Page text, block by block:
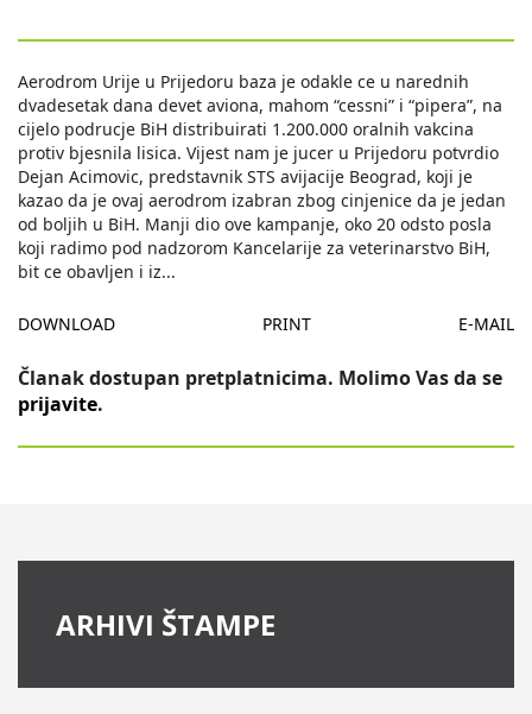
Aerodrom Urije u Prijedoru baza je odakle ce u narednih
dvadesetak dana devet aviona, mahom “cessni” i “pipera”, na
cijelo podrucje BiH distribuirati 1.200.000 oralnih vakcina
protiv bjesnila lisica. Vijest nam je jucer u Prijedoru potvrdio
Dejan Acimovic, predstavnik STS avijacije Beograd, koji je
kazao da je ovaj aerodrom izabran zbog cinjenice da je jedan
od boljih u BiH. Manji dio ove kampanje, oko 20 odsto posla
koji radimo pod nadzorom Kancelarije za veterinarstvo BiH,
bit ce obavljen i iz...
DOWNLOAD PRINT E-MAIL
Članak dostupan pretplatnicima. Molimo Vas da se
prijavite.
ARHIVI ŠTAMPE